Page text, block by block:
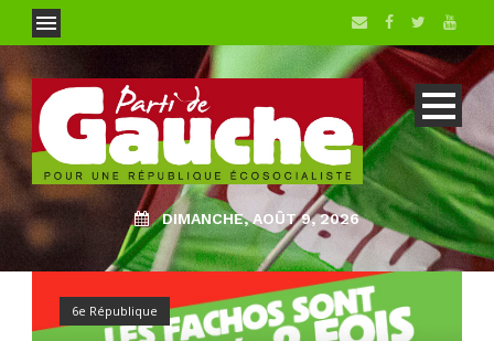
DIMANCHE, AOÛT 9, 2026
6e République